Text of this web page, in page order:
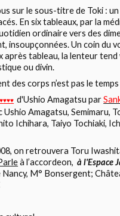
sur le sous-titre de Toki :
. En six tableaux, par la
ordinaire vers des
insoupçonnées. Un coin du
après tableau, la lenteur
ou divin.
des corps n’est pas le temps
♥♥♥ d'Ushio Amagatsu par
Ushio Amagatsu, Semimaru,
Ichihara, Taiyo Tochiaki,
on retrouvera Toru
à l’accordeon, à l'Espace
Nancy, M° Bonsergent;